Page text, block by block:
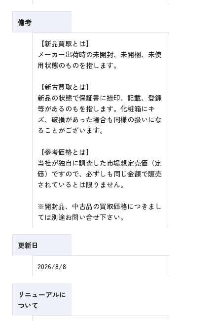
備考
【新品買取とは】
メーカー出荷時の未開封、未開梱、未使
用状態のものを指します。
【新古買取とは】
新品の状態で保証書に捺印、記載、登録
等があるのもを指します。化粧箱にキ
ズ、破損があった場合も同様の扱いにな
ることがございます。
【参考価格とは】
当社が独自に調査した市場想定売価（定
価）ですので、必ずしも同じ金額で販売
されているとは限りません。
※開封品、中古品の買取価格につきまし
ては別途お問い合せ下さい。
更新日
2026/8/8
リニューアルに
ついて